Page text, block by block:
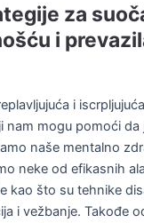
za
i
i
nam mogu pomoći da
naše mentalno
neke od efikasnih
kao što su tehnike
i vežbanje. Takođe